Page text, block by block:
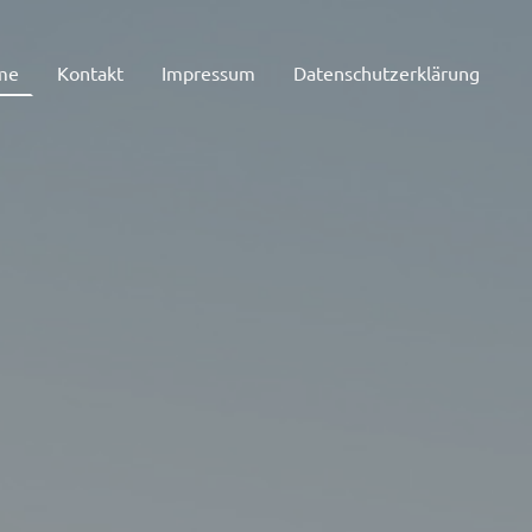
Kontakt Impressum Datenschutzerklärung